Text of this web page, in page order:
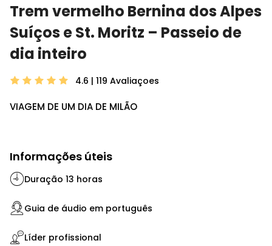
Trem vermelho Bernina dos Alpes
Suíços e St. Moritz – Passeio de
dia inteiro
4.6 | 119 Avaliaçoes
VIAGEM DE UM DIA DE MILÃO
Informações úteis
Duração 13 horas
Guia de áudio em português
Líder profissional